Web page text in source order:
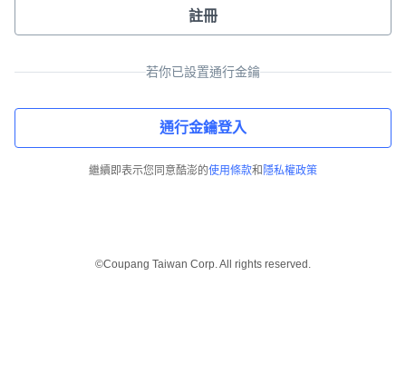
註冊
若你已設置通行金鑰
通行金鑰登入
繼續即表示您同意酷澎的使用條款和 隱私權政策
©Coupang Taiwan Corp. All rights reserved.